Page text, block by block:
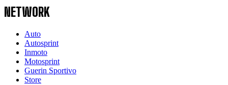
NETWORK
Auto
Autosprint
Inmoto
Motosprint
Guerin Sportivo
Store